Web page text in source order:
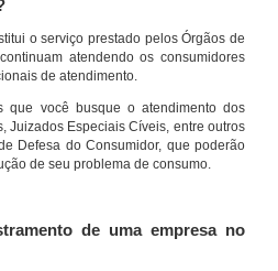
o serviço prestado pelos Órgãos de
atendendo os consumidores
de atendimento.
que você busque o atendimento dos
Juizados Especiais Cíveis, entre outros
Defesa do Consumidor, que poderão
de seu problema de consumo.
de uma empresa no